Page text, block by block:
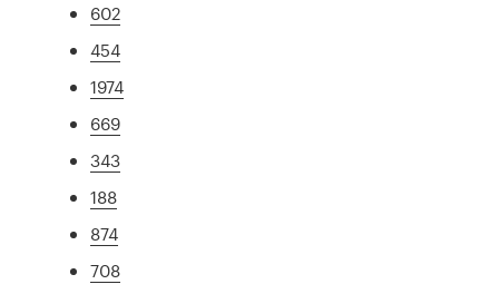
602
454
1974
669
343
188
874
708